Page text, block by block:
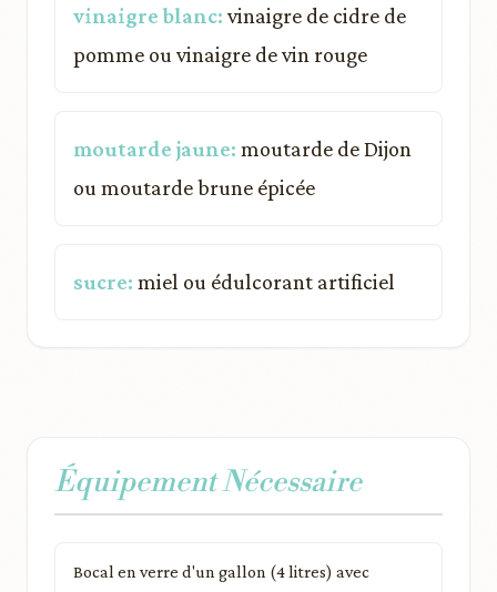
vinaigre blanc: vinaigre de cidre de
pomme ou vinaigre de vin rouge
moutarde jaune: moutarde de Dijon
ou moutarde brune épicée
sucre: miel ou édulcorant artificiel
Équipement Nécessaire
Bocal en verre d'un gallon (4 litres) avec